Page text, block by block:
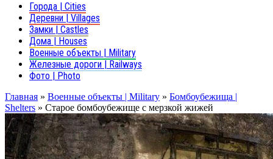
Города | Cities
Деревни | Villages
Замки | Castles
Дома | Houses
Военные объекты | Military
Железные дороги | Railways
Фото | Photo
Главная » Военные объекты | Military » Бомбоубежища |
Shelters » Старое бомбоубежище с мерзкой жижей